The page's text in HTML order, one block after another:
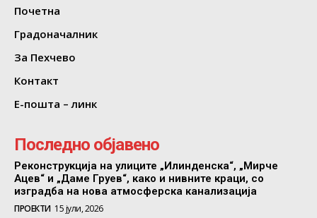
Почетна
Градоначалник
За Пехчево
Контакт
Е-пошта – линк
Последно објавено
Реконструкција на улиците „Илинденска“, „Мирче
Ацев“ и „Даме Груев“, како и нивните краци, со
изградба на нова атмосферска канализација
ПРОЕКТИ 15 јули, 2026